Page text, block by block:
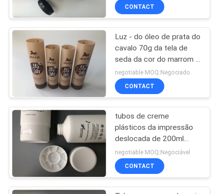
PEÇA
UMAS
CITAÇÕES
COMPANY
NEWS
DO
SITE
plásticos
Tubos plásticos da
loção
15
superior da aleta do
preto do ouro
CONTACT
Luz - do óleo de prata do
cavalo 70g da tela de
seda da cor do marrom 4
creme especial de
carimbo quente da mão
com aleta geada
negotiable MOQ:Negociado
CONTACT
tubos de creme
plásticos da impressão
deslocada de 200ml
Matt cauda de 2
camadas aberta com o
tampão lustroso da parte
negotiable MOQ:Negociável
CONTACT